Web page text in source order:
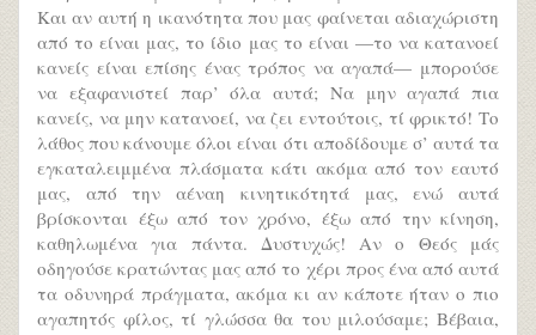
Και αν αυτή η ικανότητα που μας φαίνεται αδιαχώριστη
από το είναι μας, το ίδιο μας το είναι —το να κατανοεί
κανείς είναι επίσης ένας τρόπος να αγαπά— μπορούσε
να εξαφανιστεί παρ’ όλα αυτά; Να μην αγαπά πια
κανείς, να μην κατανοεί, να ζει εντούτοις, τί φρικτό! Το
λάθος που κάνουμε όλοι είναι ότι αποδίδουμε σ’ αυτά τα
εγκαταλειμμένα πλάσματα κάτι ακόμα από τον εαυτό
μας, από την αέναη κινητικότητά μας, ενώ αυτά
βρίσκονται έξω από τον χρόνο, έξω από την κίνηση,
καθηλωμένα για πάντα. Δυστυχώς! Αν ο Θεός μάς
οδηγούσε κρατώντας μας από το χέρι προς ένα από αυτά
τα οδυνηρά πράγματα, ακόμα κι αν κάποτε ήταν ο πιο
αγαπητός φίλος, τί γλώσσα θα του μιλούσαμε; Βέβαια,